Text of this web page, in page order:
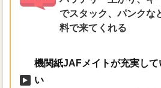
でスタック、パンクな
料で来てくれる
機関紙JAFメイトが充実して
い